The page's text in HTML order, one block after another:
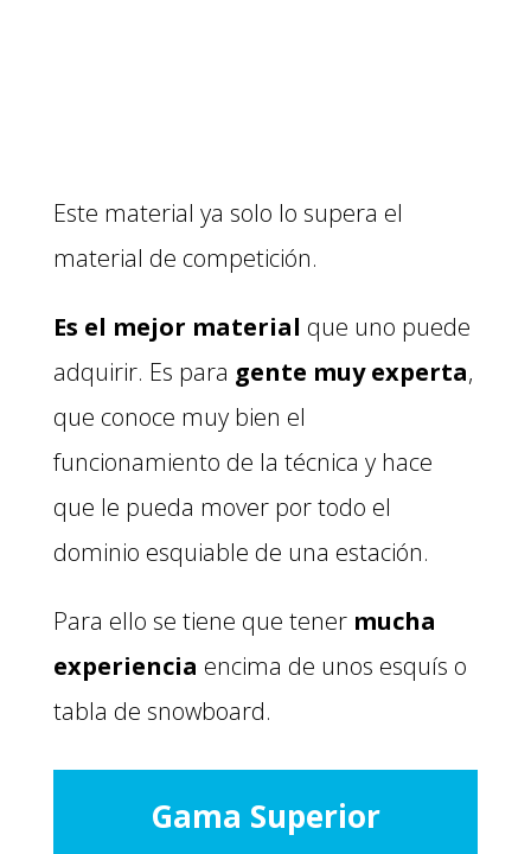
Este material ya solo lo supera el
material de competición.
Es el mejor material que uno puede
adquirir. Es para gente muy experta,
que conoce muy bien el
funcionamiento de la técnica y hace
que le pueda mover por todo el
dominio esquiable de una estación.
Para ello se tiene que tener mucha
experiencia encima de unos esquís o
tabla de snowboard.
Gama Superior